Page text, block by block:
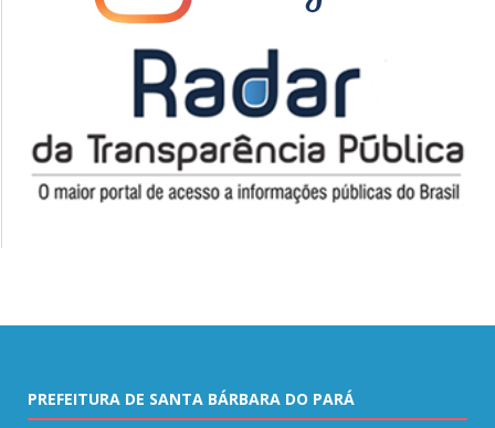
PREFEITURA DE SANTA BÁRBARA DO PARÁ